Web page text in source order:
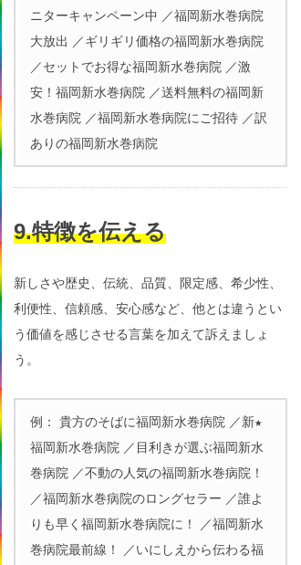
ニターキャンペーン中 ／福岡新水巻病院
大放出 ／ギリギリ価格の福岡新水巻病院
／セットでお得な福岡新水巻病院 ／激
安！福岡新水巻病院 ／送料無料の福岡新
水巻病院 ／福岡新水巻病院にご招待 ／訳
ありの福岡新水巻病院
9.特徴を伝える
新しさや歴史、伝統、品質、限定感、希少性、
利便性、信頼感、安心感など、他とは違うとい
う価値を感じさせる言葉を加えて訴えましょ
う。
例： 貴方のそばに福岡新水巻病院 ／新★
福岡新水巻病院 ／目利きが選ぶ福岡新水
巻病院 ／不動の人気の福岡新水巻病院！
／福岡新水巻病院のロングセラー ／誰よ
りも早く福岡新水巻病院に！ ／福岡新水
巻病院最前線！ ／いにしえから伝わる福